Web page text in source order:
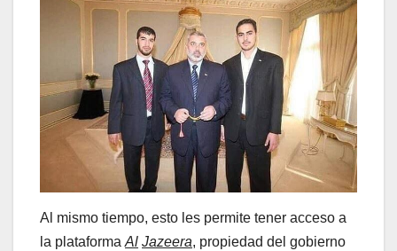
Al mismo tiempo, esto les permite tener acceso a
la plataforma Al Jazeera, propiedad del gobierno